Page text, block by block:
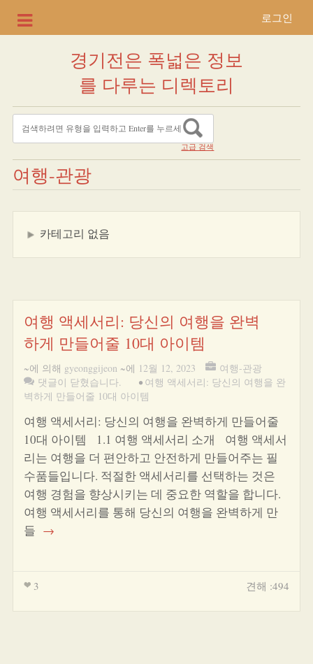
로그인
경기전은 폭넓은 정보
를 다루는 디렉토리
고급 검색
여행-관광
카테고리 없음
여행 액세서리: 당신의 여행을 완벽
하게 만들어줄 10대 아이템
~에 의해 gyeonggijeon ~에 12월 12, 2023
여행-관광
댓글이 닫혔습니다.
• 여행 액세서리: 당신의 여행을 완
벽하게 만들어줄 10대 아이템
여행 액세서리: 당신의 여행을 완벽하게 만들어줄
10대 아이템 1.1 여행 액세서리 소개 여행 액세서
리는 여행을 더 편안하고 안전하게 만들어주는 필
수품들입니다. 적절한 액세서리를 선택하는 것은
여행 경험을 향상시키는 데 중요한 역할을 합니다.
여행 액세서리를 통해 당신의 여행을 완벽하게 만
들 →
3 견해 :494